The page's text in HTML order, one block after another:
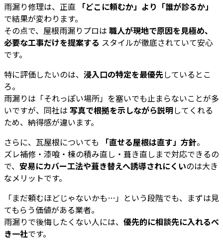
雨漏り修理は、正直 「どこに頼むか」より「誰が診るか」
で結果が変わります。
その点で、屋根雨漏りプロは 職人が現地で原因を見極め、
必要な工事だけを提案する スタイルが徹底されていて安心
です。
特に評価したいのは、 浸入口の特定を最優先しているとこ
ろ。
雨漏りは「それっぽい場所」を塞いでも止まらないことが多
いですが、同社は 写真で根拠を示しながら説明してくれる
ため、納得感が違います。
さらに、瓦屋根についても
「直せる屋根は直す」方針。
ズレ補修・漆喰・棟の積み直し・葺き直しまで対応できるの
で、 安易にカバー工法や葺き替えへ誘導されにくいのは大き
なメリットです。
「まだ頼むほどじゃないかも…」という段階でも、まずは見
てもらう価値がある業者。
雨漏りで後悔したくない人には、 優先的に相談先に入れるべ
き一社です。